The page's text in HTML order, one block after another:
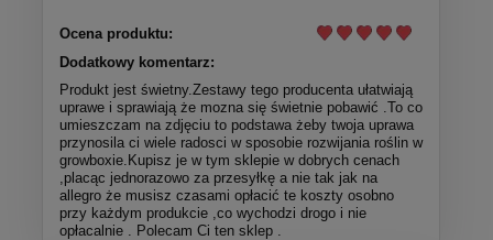
Ocena produktu:
Dodatkowy komentarz:
Produkt jest świetny.Zestawy tego producenta ułatwiają
uprawe i sprawiają że mozna się świetnie pobawić .To co
umieszczam na zdjęciu to podstawa żeby twoja uprawa
przynosila ci wiele radosci w sposobie rozwijania roślin w
growboxie.Kupisz je w tym sklepie w dobrych cenach
,placąc jednorazowo za przesyłkę a nie tak jak na
allegro że musisz czasami opłacić te koszty osobno
przy każdym produkcie ,co wychodzi drogo i nie
opłacalnie . Polecam Ci ten sklep .